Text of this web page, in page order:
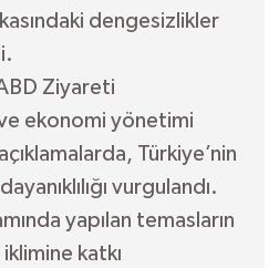
dengesizlikler
Ziyareti
ekonomi yönetimi
Türkiye’nin
vurgulandı.
yapılan temasların
katkı